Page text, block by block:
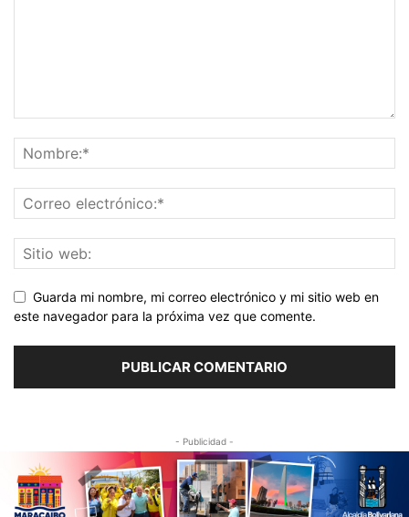
Guarda mi nombre, mi correo electrónico y mi sitio web en
este navegador para la próxima vez que comente.
- Publicidad -